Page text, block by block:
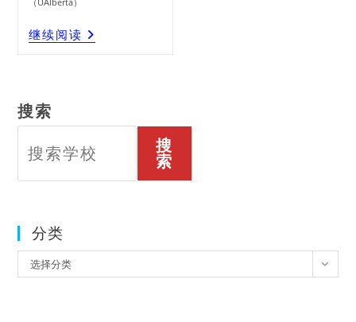
（UAlberta）
继续阅读 阿
尔
伯
学
搜索
搜
索
分类
类
选择分类